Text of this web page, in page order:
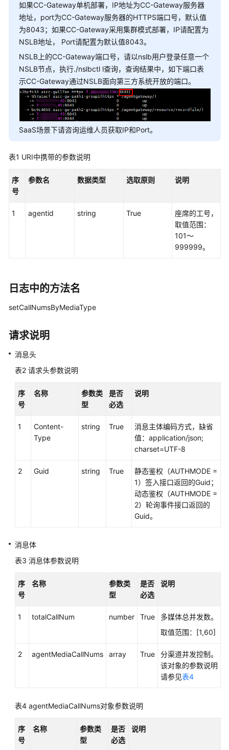
考
接
口
方
式
系
统
配
置
类
口
（API
类
口
考
档
息
席
操
接
音
设
组:agentgroup
如果CC-Gateway单机部署，IP地址为CC-Gateway服务器
地址，port为CC-Gateway服务器的HTTPS端口号，默认值
为8043；如果CC-Gateway采用集群模式部署，IP请配置为
NSLB地址， Port请配置为默认值8043。
NSLB上的CC-Gateway端口号，请以nslb用户登录任意一个
NSLB节点，执行./nslbctl l查询，查询结果中，如下端口表
示CC-Gateway通过NSLB面向第三方系统开放的端口。
SaaS场景下请咨询运维人员获取IP和Port。
表1 URI中携带的参数说明
序
号
参数名 数据类型 选取原则 说明
1 agentid string True
座席的工号，
取值范围：
101～
999999。
日志中的方法名
setCallNumsByMediaType
请求说明
消息头
表2 请求头参数说明
序
号
名称
参数类
型
是否
必选
说明
1
Content-
Type
string True
消息主体编码方式，缺省
值：application/json;
charset=UTF-8
2 Guid string True
静态鉴权（AUTHMODE =
1）签入接口返回的Guid；
动态鉴权（AUTHMODE =
2）轮询事件接口返回的
Guid。
消息体
表3 消息体参数说明
序
号
名称
参数类
型
是否
必选
说明
1 totalCallNum number True
多媒体总并发数。
取值范围：[1,60]
2 agentMediaCallNums array True
分渠道并发控制。
该对象的参数说明
请参见表4
表4 agentMediaCallNums对象参数说明
序
号
名称
参数类
型
是否
必选
说明